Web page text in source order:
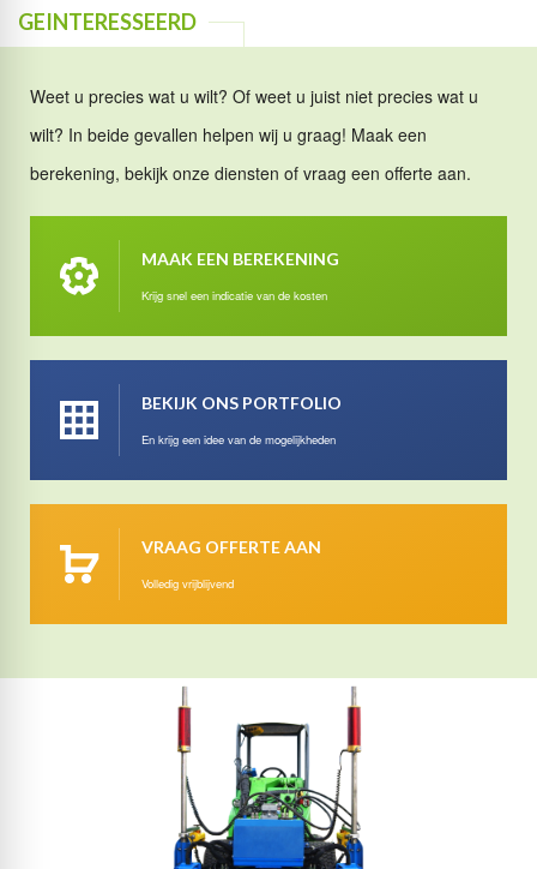
GEINTERESSEERD
Weet u precies wat u wilt? Of weet u juist niet precies wat u
wilt? In beide gevallen helpen wij u graag! Maak een
berekening, bekijk onze diensten of vraag een offerte aan.
MAAK EEN BEREKENING
Krijg snel een indicatie van de kosten
BEKIJK ONS PORTFOLIO
En krijg een idee van de mogelijkheden
VRAAG OFFERTE AAN
Volledig vrijblijvend